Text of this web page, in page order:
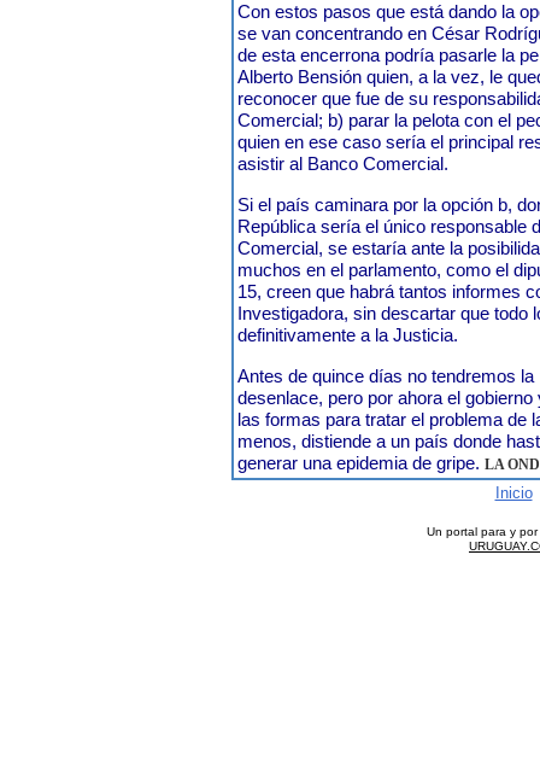
Con estos pasos que está dando la
se van concentrando en César
de esta encerrona podría pasarle la
Alberto Bensión quien, a la vez, le
reconocer que fue de su
Comercial; b) parar la pelota con el
quien en ese caso sería el principal
asistir al Banco Comercial.
Si el país caminara por la opción b,
República sería el único responsable
Comercial, se estaría ante la
muchos en el parlamento, como el
15, creen que habrá tantos informes
Investigadora, sin descartar que todo
definitivamente a la Justicia.
Antes de quince días no tendremos
desenlace, pero por ahora el
las formas para tratar el problema de
menos, distiende a un país donde
generar una epidemia de gripe. LA
Inicio
Un portal para y